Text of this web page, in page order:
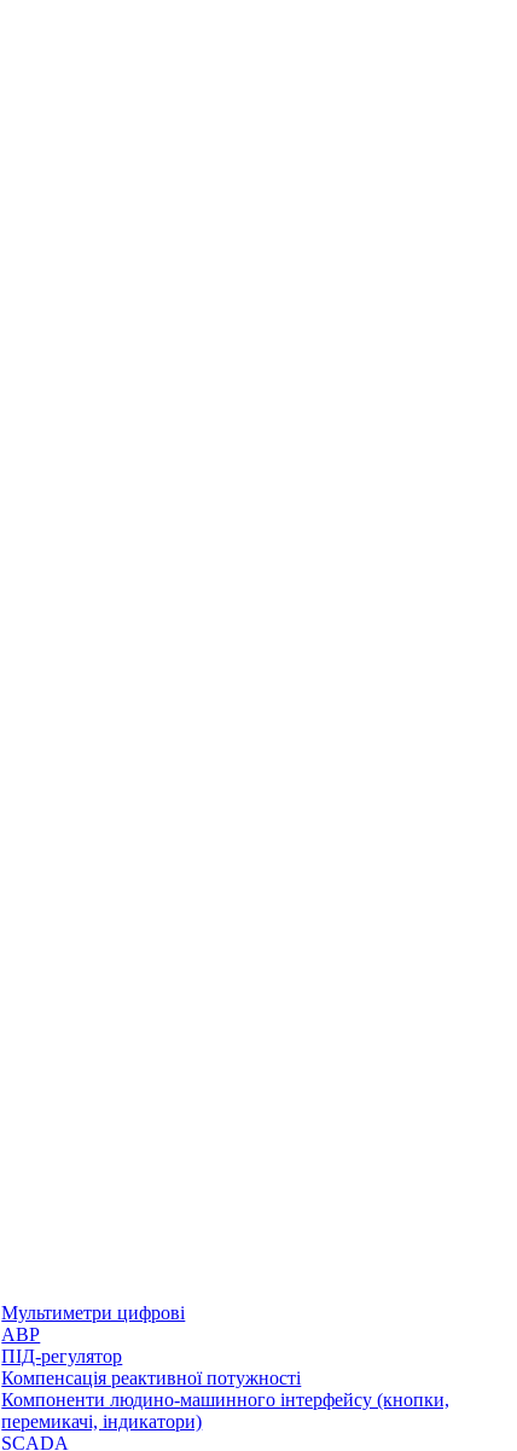
Мультиметри цифрові
АВР
ПІД-регулятор
Компенсація реактивної потужності
Компоненти людино-машинного інтерфейсу (кнопки,
перемикачі, індикатори)
SCADA